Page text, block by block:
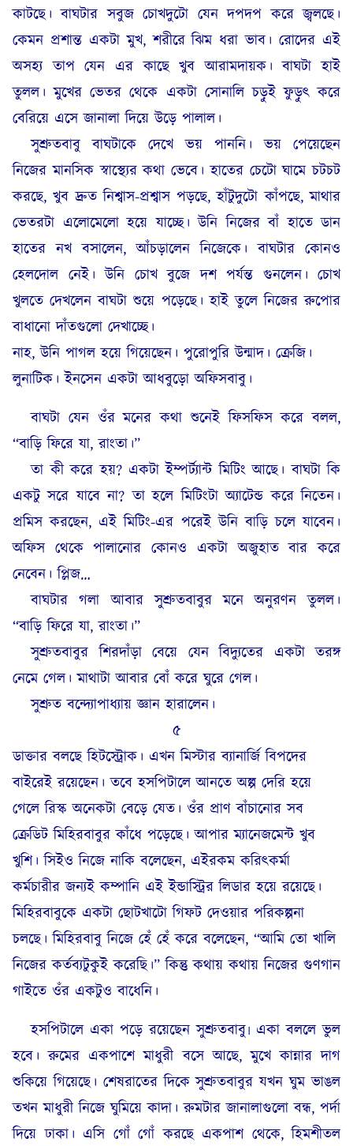
কাটছে। বাঘটার সবুজ চোখদুটো যেন দপদপ করে জ্বলছে।
কেমন প্রশান্ত একটা মুখ, শরীরে ঝিম ধরা ভাব। রোদের এই
অসহ্য তাপ যেন এর কাছে খুব আরামদায়ক। বাঘটা হাই
তুলল। মুখের ভেতর থেকে একটা সোনালি চড়ুই ফুড়ুৎ করে
বেরিয়ে এসে জানালা দিয়ে উড়ে পালাল।
সুশ্রুতবাবু বাঘটাকে দেখে ভয় পাননি। ভয় পেয়েছেন
নিজের মানসিক স্বাস্থ্যের কথা ভেবে। হাতের চেটো ঘামে চটচট
করছে, খুব দ্রুত নিশ্বাস-প্রশ্বাস পড়ছে, হাঁটুদুটো কাঁপছে, মাথার
ভেতরটা এলোমেলো হয়ে যাচ্ছে। উনি নিজের বাঁ হাতে ডান
হাতের নখ বসালেন, আঁচড়ালেন নিজেকে। বাঘটার কোনও
হেলদোল নেই। উনি চোখ বুজে দশ পর্যন্ত গুনলেন। চোখ
খুলতে দেখলেন বাঘটা শুয়ে পড়েছে। হাই তুলে নিজের রুপোর
বাধানো দাঁতগুলো দেখাচ্ছে।
নাহ, উনি পাগল হয়ে গিয়েছেন। পুরোপুরি উন্মাদ। ক্রেজি।
লুনাটিক। ইনসেন একটা আধবুড়ো অফিসবাবু।
বাঘটা যেন ওঁর মনের কথা শুনেই ফিসফিস করে বলল,
“বাড়ি ফিরে যা, রাংতা।”
তা কী করে হয়? একটা ইম্পর্ট্যান্ট মিটিং আছে। বাঘটা কি
একটু সরে যাবে না? তা হলে মিটিংটা অ্যাটেন্ড করে নিতেন।
প্রমিস করছেন, এই মিটিং-এর পরেই উনি বাড়ি চলে যাবেন।
অফিস থেকে পালানোর কোনও একটা অজুহাত বার করে
নেবেন। প্লিজ…
বাঘটার গলা আবার সুশ্রুতবাবুর মনে অনুরণন তুলল।
“বাড়ি ফিরে যা, রাংতা।”
সুশ্রুতবাবুর শিরদাঁড়া বেয়ে যেন বিদ্যুতের একটা তরঙ্গ
নেমে গেল। মাথাটা আবার বোঁ করে ঘুরে গেল।
সুশ্রুত বন্দ্যোপাধ্যায় জ্ঞান হারালেন।
৫
ডাক্তার বলছে হিটস্ট্রোক। এখন মিস্টার ব্যানার্জি বিপদের
বাইরেই রয়েছেন। তবে হসপিটালে আনতে অল্প দেরি হয়ে
গেলে রিস্ক অনেকটা বেড়ে যেত। ওঁর প্রাণ বাঁচানোর সব
ক্রেডিট মিহিরবাবুর কাঁধে পড়েছে। আপার ম্যানেজমেন্ট খুব
খুশি। সিইও নিজে নাকি বলেছেন, এইরকম করিৎকর্মা
কর্মচারীর জন্যই কম্পানি এই ইন্ডাস্ট্রির লিডার হয়ে রয়েছে।
মিহিরবাবুকে একটা ছোটখাটো গিফট দেওয়ার পরিকল্পনা
চলছে। মিহিরবাবু নিজে হেঁ হেঁ করে বলেছেন, “আমি তো খালি
নিজের কর্তব্যটুকুই করেছি।” কিন্তু কথায় কথায় নিজের গুণগান
গাইতে ওঁর একটুও বাধেনি।
হসপিটালে একা পড়ে রয়েছেন সুশ্রুতবাবু৷ একা বললে ভুল
হবে। রুমের একপাশে মাধুরী বসে আছে, মুখে কান্নার দাগ
শুকিয়ে গিয়েছে। শেষরাতের দিকে সুশ্রুতবাবুর যখন ঘুম ভাঙল
তখন মাধুরী নিজে ঘুমিয়ে কাদা। রুমটার জানালাগুলো বন্ধ, পর্দা
দিয়ে ঢাকা। এসি গোঁ গোঁ করছে একপাশ থেকে, হিমশীতল